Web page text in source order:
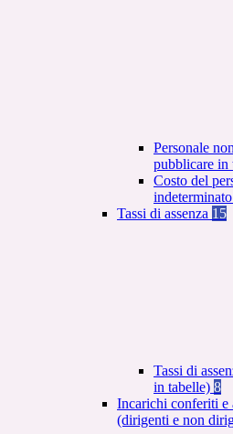
Personale
pubblicare in
Costo del
Tassi di assenza 15
Tassi di
in tabelle) 8
Incarichi conferiti e
(dirigenti e non